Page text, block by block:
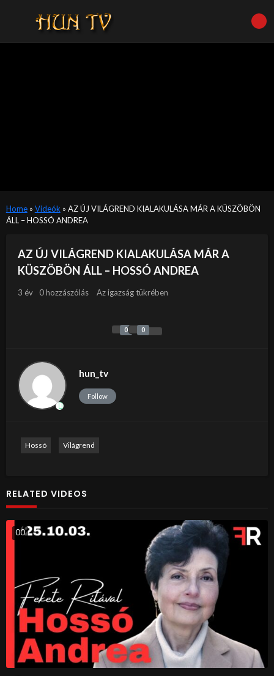
Home» Videók » AZ ÚJ VILÁGREND KIALAKULÁSA MÁR A KÜSZÖBÖN
ÁLL – HOSSÓ ANDREA
AZ ÚJ VILÁGREND KIALAKULÁSA MÁR A
KÜSZÖBÖN ÁLL – HOSSÓ ANDREA
3 év 0 hozzászólás Az igazság tükrében
0 0
hun_tv
Follow
Hossó Világrend
RELATED VIDEOS
00